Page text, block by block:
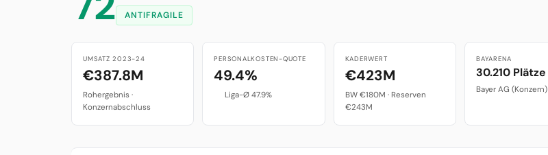
ANTIFRAGILE
UMSATZ 2023-24
€387.8M
Rohergebnis ·
Konzernabschluss
PERSONALKOSTEN-QUOTE
49.4%
Liga-Ø 47.9%
KADERWERT
€423M
BW €180M · Reserven
€243M
BAYARENA
30.210 Plätze
Bayer AG (Konzern)